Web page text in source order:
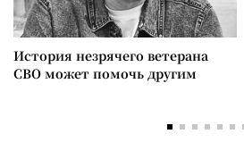
История незрячего ветерана
СВО может помочь другим